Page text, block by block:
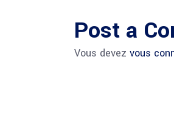
Post a
Vous devez vous